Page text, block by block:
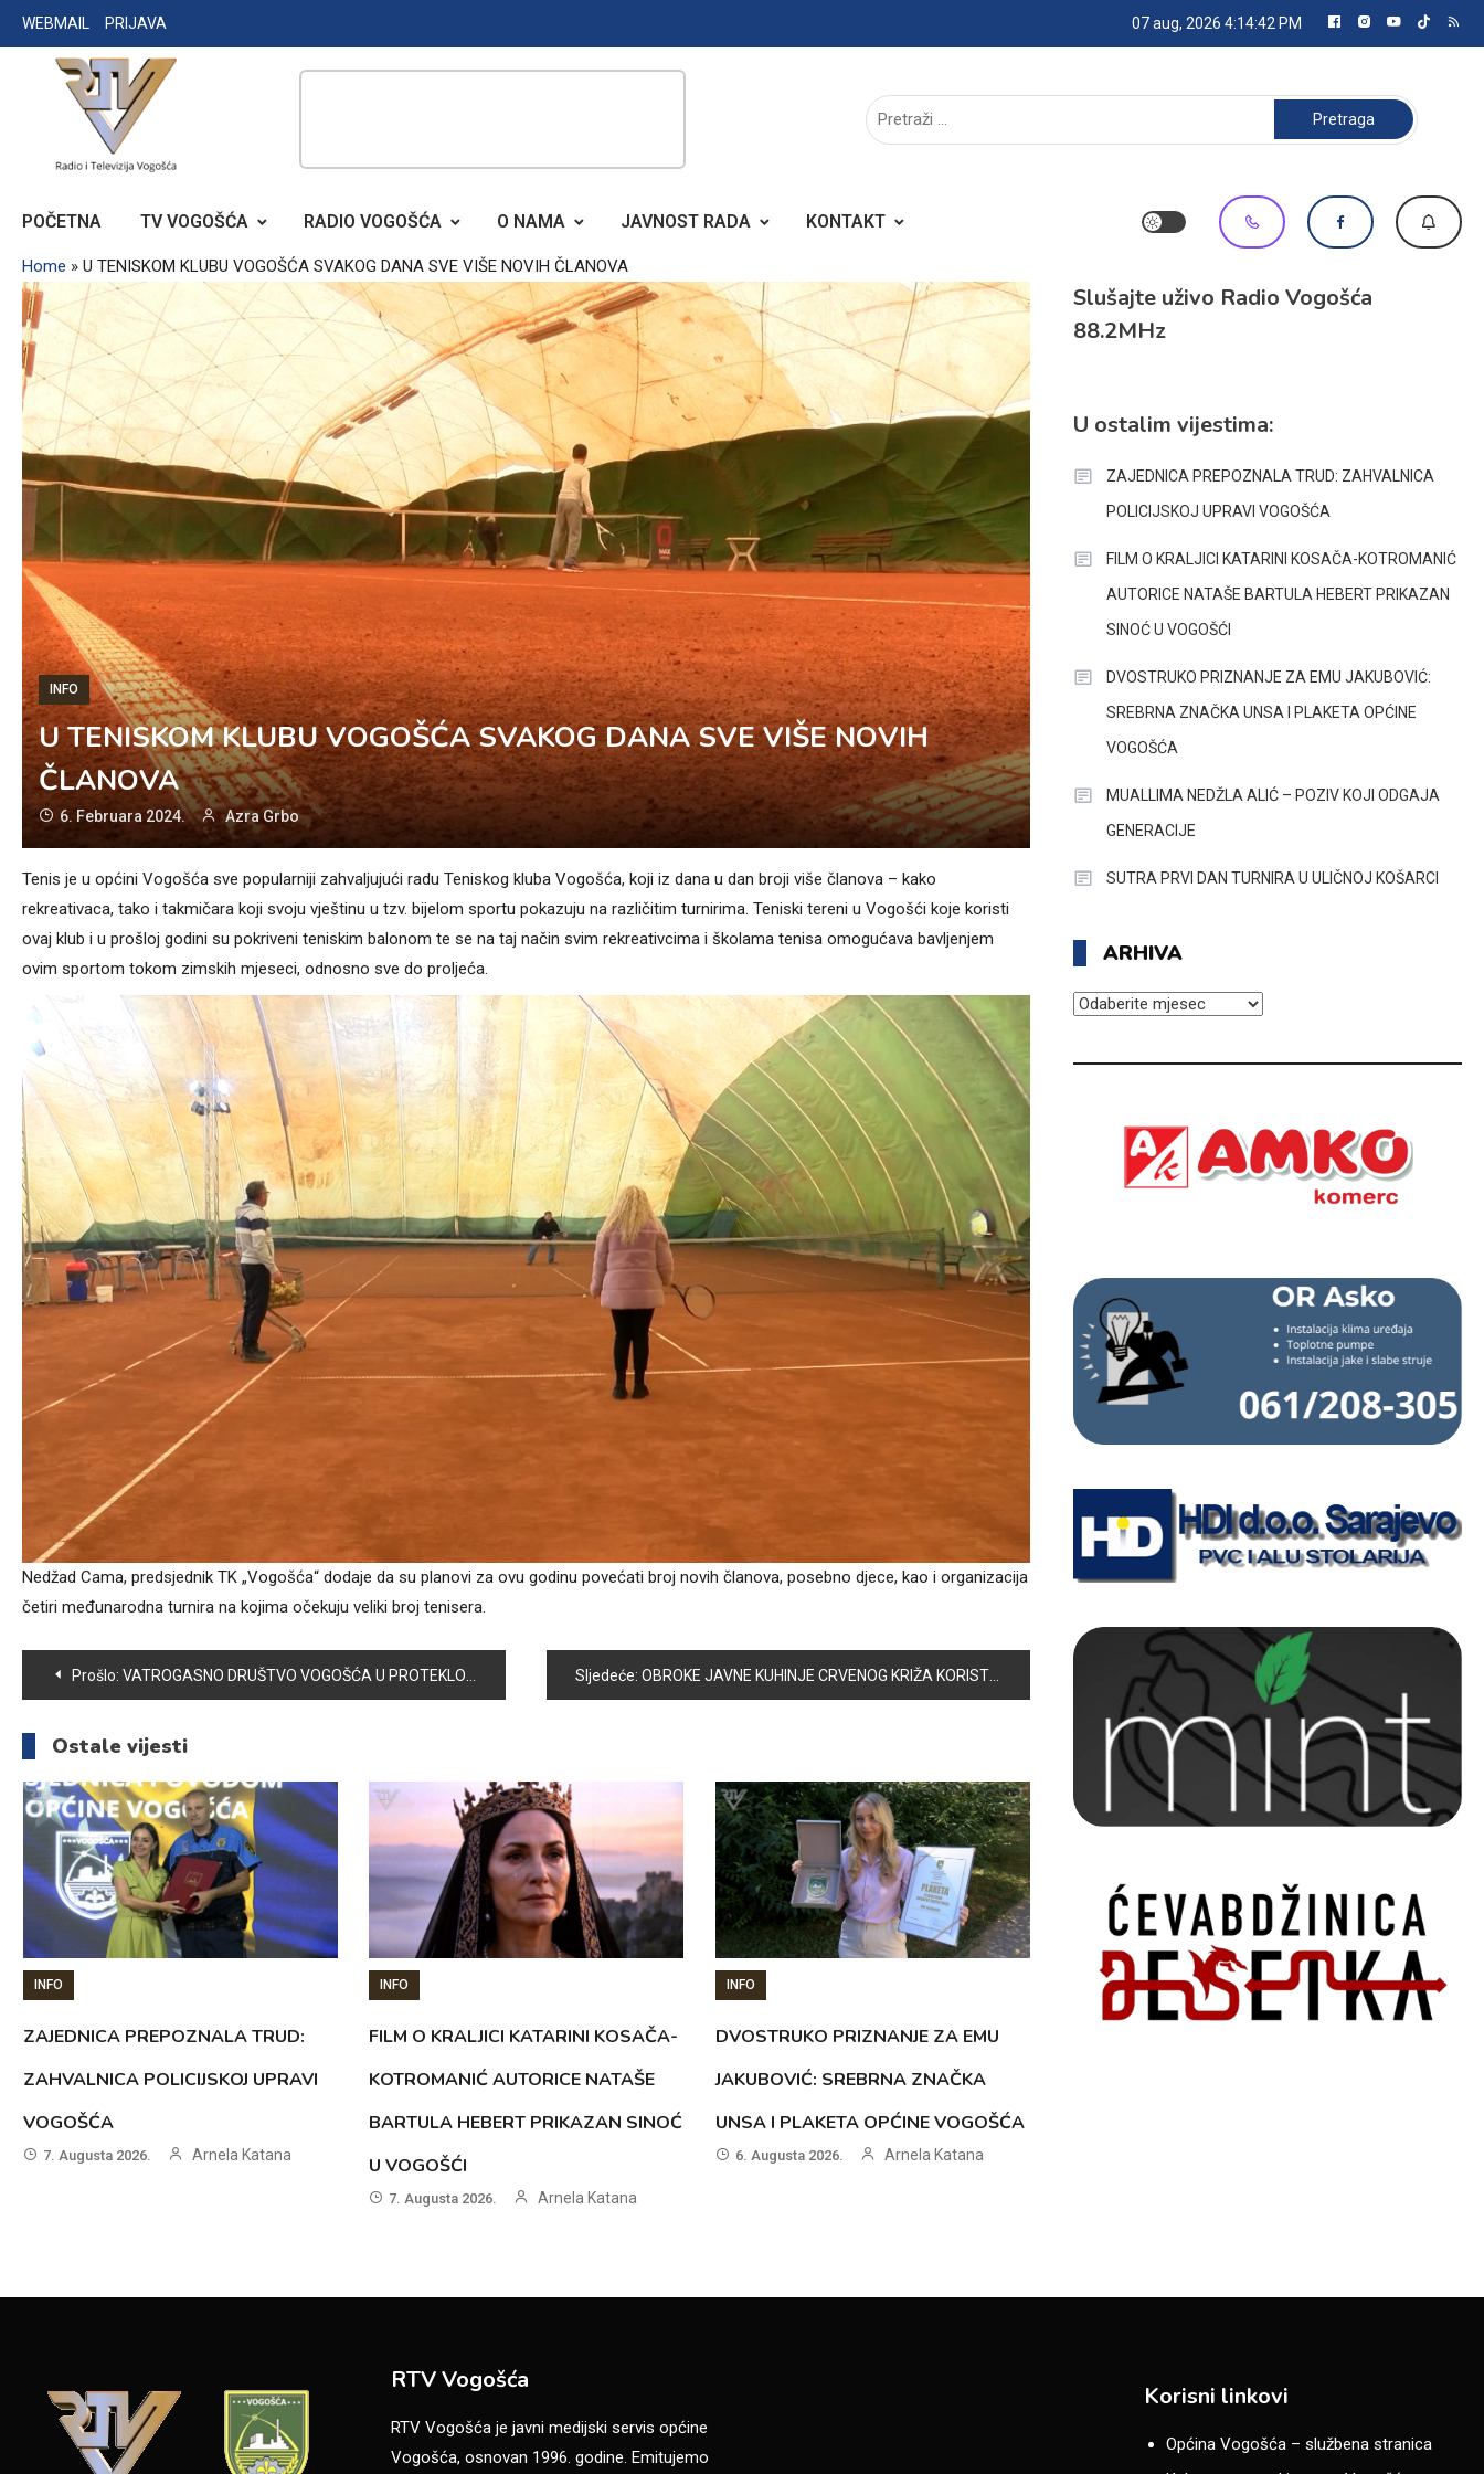
Skip
to
WEBMAIL PRIJAVA 07 aug, 2026 4:14:43 PM
RADIO TELEVIZIJA VOGOŠĆA
Pretraga:
POČETNA TV VOGOŠĆA RADIO VOGOŠĆA O NAMA JAVNOST RADA KONTAKT
Home » U TENISKOM KLUBU VOGOŠĆA SVAKOG DANA SVE VIŠE NOVIH ČLANOVA
INFO
U TENISKOM KLUBU VOGOŠĆA SVAKOG DANA SVE VIŠE NOVIH
ČLANOVA
6. Februara 2024. Azra Grbo
Tenis je u općini Vogošća sve popularniji zahvaljujući radu Teniskog kluba Vogošća, koji iz dana u dan broji više članova – kako
rekreativaca, tako i takmičara koji svoju vještinu u tzv. bijelom sportu pokazuju na različitim turnirima. Teniski tereni u Vogošći koje koristi
ovaj klub i u prošloj godini su pokriveni teniskim balonom te se na taj način svim rekreativcima i školama tenisa omogućava bavljenjem
ovim sportom tokom zimskih mjeseci, odnosno sve do proljeća.
Nedžad Cama, predsjednik TK „Vogošća“ dodaje da su planovi za ovu godinu povećati broj novih članova, posebno djece, kao i organizacija
četiri međunarodna turnira na kojima očekuju veliki broj tenisera.
Navigacija
članaka
Prošlo: VATROGASNO DRUŠTVO VOGOŠĆA U PROTEKLOJ GODINI IMALO BROJNE INTERVENCIJE Sljedeće: OBROKE JAVNE KUHINJE CRVENOG KRIŽA KORISTI 109 GRAĐANA OPĆINE VOGOŠĆA
Ostale vijesti
INFO
ZAJEDNICA PREPOZNALA TRUD:
ZAHVALNICA POLICIJSKOJ UPRAVI
VOGOŠĆA
7. Augusta 2026. Arnela Katana
INFO
FILM O KRALJICI KATARINI KOSAČA-
KOTROMANIĆ AUTORICE NATAŠE
BARTULA HEBERT PRIKAZAN SINOĆ
U VOGOŠĆI
7. Augusta 2026. Arnela Katana
INFO
DVOSTRUKO PRIZNANJE ZA EMU
JAKUBOVIĆ: SREBRNA ZNAČKA
UNSA I PLAKETA OPĆINE VOGOŠĆA
6. Augusta 2026. Arnela Katana
Slušajte uživo Radio Vogošća
88.2MHz
U ostalim vijestima:
ZAJEDNICA PREPOZNALA TRUD: ZAHVALNICA
POLICIJSKOJ UPRAVI VOGOŠĆA
FILM O KRALJICI KATARINI KOSAČA-KOTROMANIĆ
AUTORICE NATAŠE BARTULA HEBERT PRIKAZAN
SINOĆ U VOGOŠĆI
DVOSTRUKO PRIZNANJE ZA EMU JAKUBOVIĆ:
SREBRNA ZNAČKA UNSA I PLAKETA OPĆINE
VOGOŠĆA
MUALLIMA NEDŽLA ALIĆ – POZIV KOJI ODGAJA
GENERACIJE
SUTRA PRVI DAN TURNIRA U ULIČNOJ KOŠARCI
ARHIVA
ARHIVA
RTV Vogošća
RTV Vogošća je javni medijski servis općine
Vogošća, osnovan 1996. godine. Emitujemo
Korisni linkovi
Općina Vogošća – službena stranica